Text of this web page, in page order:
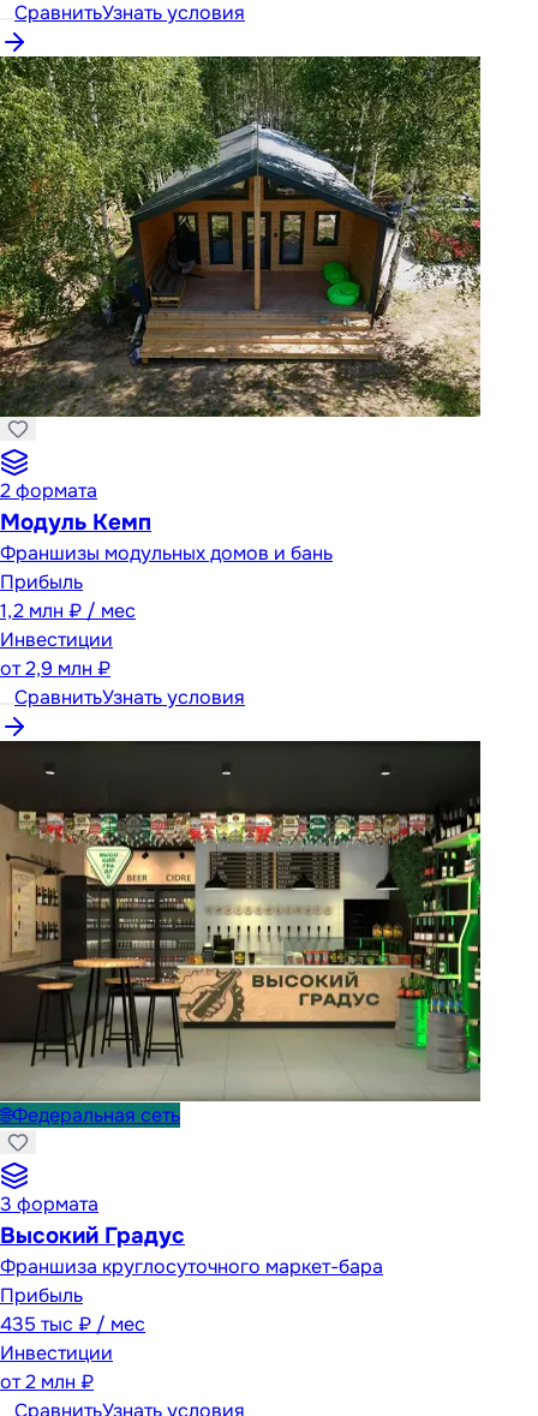
СравнитьУзнать условия
2формата
Модуль Кемп
Франшизы модульных домов и бань
Прибыль
1,2 млн ₽ / мес
Инвестиции
от2,9 млн ₽
СравнитьУзнать условия
🌐Федеральная сеть
3 формата
Высокий Градус
Франшиза круглосуточного маркет-бара
Прибыль
435 тыс ₽ / мес
Инвестиции
от2 млн ₽
СравнитьУзнать условия